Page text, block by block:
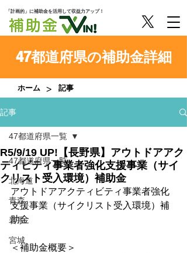
「計画的」に補助金を活用して収益力アップ！
47都道府県の補助金詳細
ホーム > 記事
記事
47都道府県一覧
北海道
青森
岩手
宮城
47都道府県一覧
R5/9/19 UP!【長野県】アウトドアアク
ティビティ事業者強化支援事業（サイ
クリスト受入環境）補助金
アウトドアアクティビティ事業者強化
支援事業（サイクリスト受入環境）補
助金
＜補助金概要＞